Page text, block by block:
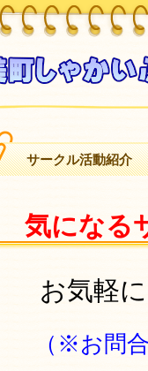
サークル活動紹介
気になる
お気軽に
（※お問